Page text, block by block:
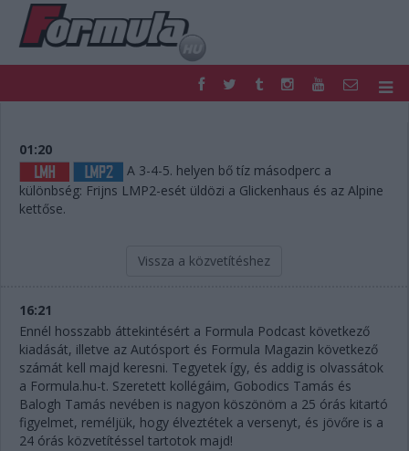
FORMULA
NEMZETKÖZI
HAZAI
RETRO
EGYÉB
PODCAST
PONTÁLLÁSOK
01:20
A 3-4-5. helyen bő tíz másodperc a
különbség: Frijns LMP2-esét üldözi a Glickenhaus és az Alpine
kettőse.
Vissza a közvetítéshez
16:21
Ennél hosszabb áttekintésért a Formula Podcast következő
kiadását, illetve az Autósport és Formula Magazin következő
számát kell majd keresni. Tegyetek így, és addig is olvassátok
a Formula.hu-t. Szeretett kollégáim, Gobodics Tamás és
Balogh Tamás nevében is nagyon köszönöm a 25 órás kitartó
figyelmet, reméljük, hogy élveztétek a versenyt, és jövőre is a
24 órás közvetítéssel tartotok majd!